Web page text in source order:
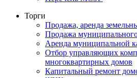
Торги
Продажа, аренда
Продажа
Аренда муниципальной
Отбор управляющих
многоквартирных домов
Капитальный ремонт